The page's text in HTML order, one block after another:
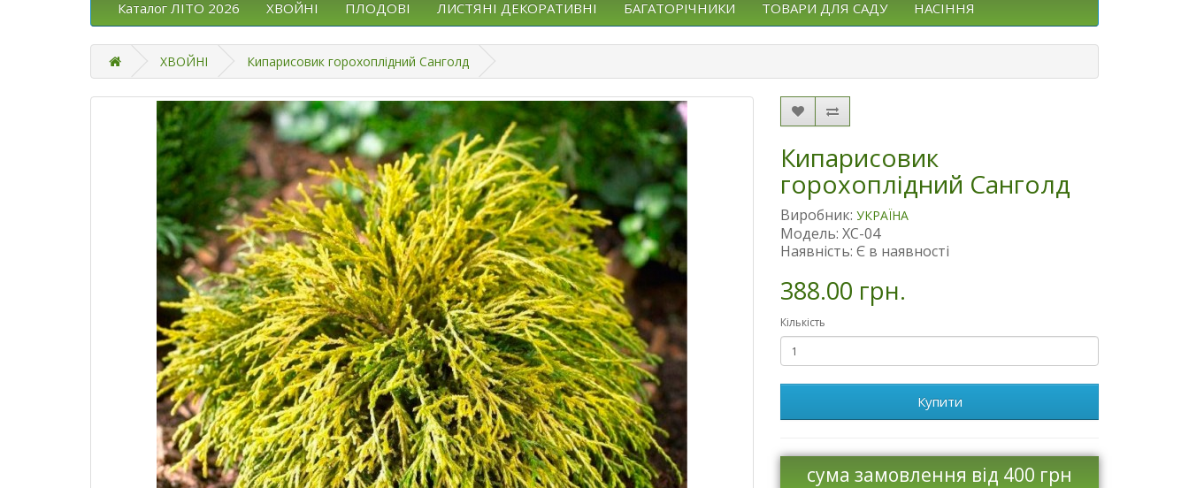
Каталог ЛІТО 2026 ХВОЙНІ ПЛОДОВІ ЛИСТЯНІ ДЕКОРАТИВНІ БАГАТОРІЧНИКИ ТОВАРИ ДЛЯ САДУ НАСІННЯ
ХВОЙНІ Кипарисовик горохоплідний Санголд
Кипарисовик
горохоплідний Санголд
Виробник: УКРАЇНА
Модель: XC-04
Наявність: Є в наявності
388.00 грн.
Кількість
Купити
сума замовлення від 400 грн